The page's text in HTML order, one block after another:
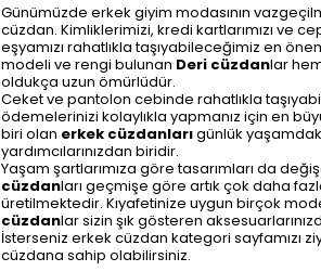
Günümüzde erkek giyim modasının
cüzdan. Kimliklerimizi, kredi kartlarımızı ve
eşyamızı rahatlıkla taşıyabileceğimiz en
modeli ve rengi bulunan Deri cüzdanlar
oldukça uzun ömürlüdür.
Ceket ve pantolon cebinde rahatlıkla
ödemelerinizi kolaylıkla yapmanız için en
biri olan erkek cüzdanlarıgünlük
yardımcılarınızdan biridir.
Yaşam şartlarımıza göre tasarımları da
cüzdanları geçmişe göre artık çok daha
üretilmektedir. Kıyafetinize uygun birçok
cüzdanlar sizin şık gösteren
İsterseniz erkek cüzdan kategori sayfamızı
cüzdana sahip olabilirsiniz.